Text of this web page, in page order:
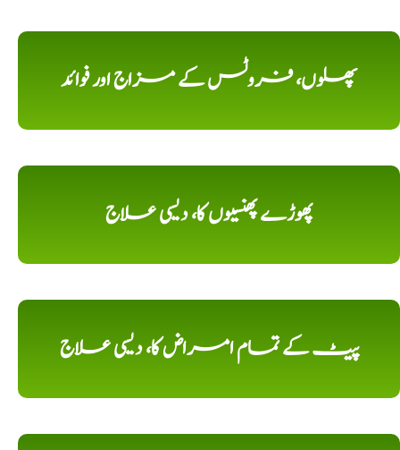
پھلوں، فروٹس کے مزاج اور فوائد
پھوڑے پھنسیوں کا، دیسی علاج
پیٹ کے تمام امراض کا، دیسی علاج